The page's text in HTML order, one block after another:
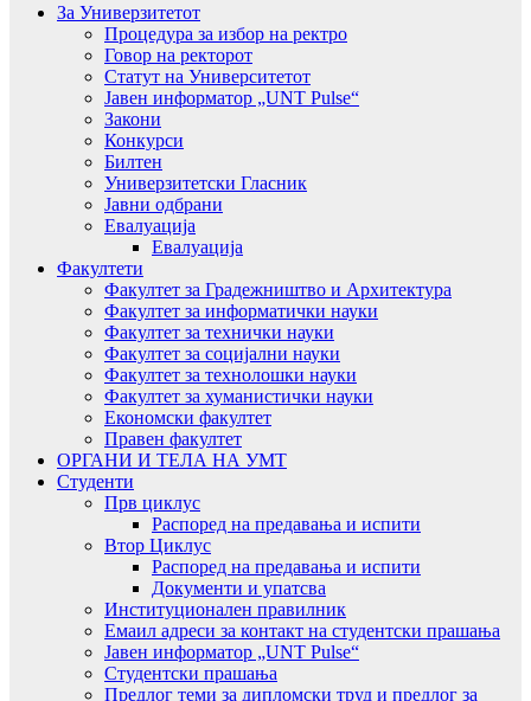
За Универзитетот
Процедура за избор на ректро
Говор на ректорот
Статут на Университетот
Јавен информатор „UNT Pulse“
Закони
Конкурси
Билтен
Универзитетски Гласник
Јавни одбрани
Евалуација
Евалуација
Факултети
Факултет за Градежништво и Архитектура
Факултет за информатички науки
Факултет за технички науки
Факултет за социјални науки
Факултет за технолошки науки
Факултет за хуманистички науки
Економски факултет
Правен факултет
ОРГАНИ И ТЕЛА НА УМТ
Студенти
Прв циклус
Распоред на предавањa и испити
Втор Циклус
Распоред на предавањa и испити
Документи и упатсва
Институционален правилник
Емаил адреси за контакт на студентски прашања
Јавен информатор „UNT Pulse“
Студентски прашања
Предлог теми за дипломски труд и предлог за